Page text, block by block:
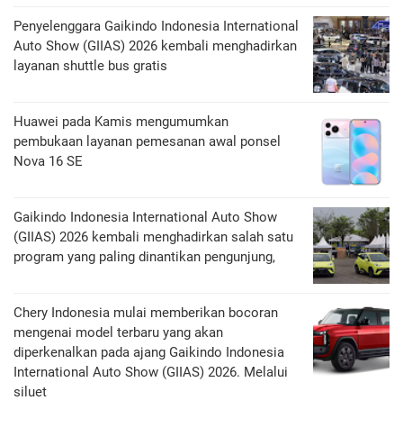
Penyelenggara Gaikindo Indonesia International
Auto Show (GIIAS) 2026 kembali menghadirkan
layanan shuttle bus gratis
Huawei pada Kamis mengumumkan
pembukaan layanan pemesanan awal ponsel
Nova 16 SE
Gaikindo Indonesia International Auto Show
(GIIAS) 2026 kembali menghadirkan salah satu
program yang paling dinantikan pengunjung,
Chery Indonesia mulai memberikan bocoran
mengenai model terbaru yang akan
diperkenalkan pada ajang Gaikindo Indonesia
International Auto Show (GIIAS) 2026. Melalui
siluet